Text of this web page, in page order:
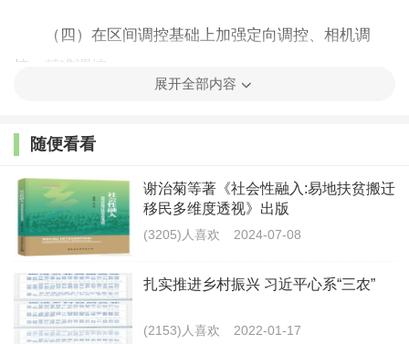
（四）在区间调控基础上加强定向调控、相机调
控、精准调控。
（六）优化和落实减税政策。
（七）稳健的货币政策要灵活精准、合理适度。
（八）就业优先政策要继续强化、聚力增效。
9. 做好高校毕业生、退役军人、农民工等重点群体
就业工作，完善残疾人、零就业家庭成员等困难人员就
展开全部内容
随便看看
谢治菊等著《社会性融入:易地扶贫搬迁
移民多维度透视》出版
(3205)人喜欢 2024-07-08
扎实推进乡村振兴 习近平心系“三农”
(2153)人喜欢 2022-01-17